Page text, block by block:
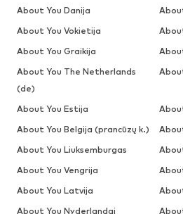
About You Danija
About You Vokietija
About You Graikija
About You The Netherlands
(de)
About You Estija
About You Belgija (prancūzų k.)
About You Liuksemburgas
About You Vengrija
About You Latvija
About You Nyderlandai